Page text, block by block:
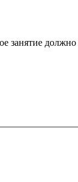
занятие